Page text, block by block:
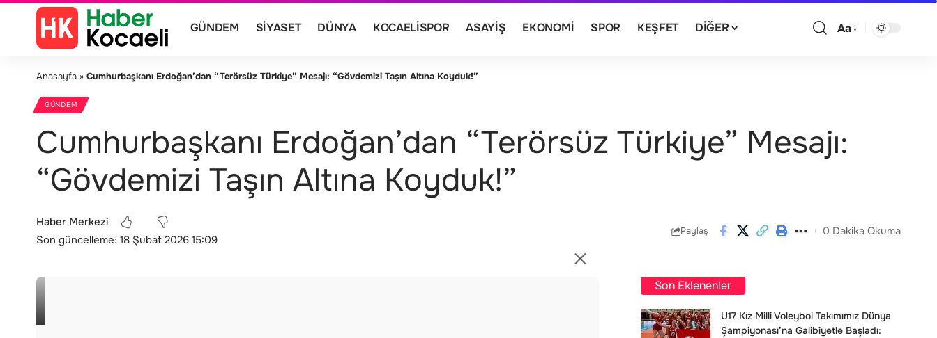
GÜNDEM SIYASET DÜNYA KOCAELISPOR ASAYIŞ EKONOMI SPOR KEŞFET DIĞER Aa
Anasayfa » Cumhurbaşkanı Erdoğan’dan “Terörsüz Türkiye” Mesajı: “Gövdemizi Taşın Altına Koyduk!”
GÜNDEM
Cumhurbaşkanı Erdoğan’dan “Terörsüz Türkiye” Mesajı:
“Gövdemizi Taşın Altına Koyduk!”
Son güncelleme: 18 Şubat 2026 15:09
Haber Merkezi
Paylaş 0 Dakika Okuma
Son Eklenenler
U17 Kız Milli Voleybol Takımımız Dünya
Şampiyonası’na Galibiyetle Başladı: